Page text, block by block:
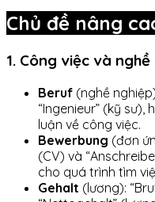
Chủ đề nâng
1. Công việc và
Beruf (nghề
“Ingenieur” (kỹ
luận về công việc.
Bewerbung (đơn
(CV) và
cho quá trình tìm
Gehalt (lương):